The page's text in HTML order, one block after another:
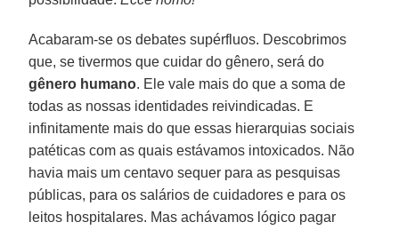
Acabaram-se os debates supérfluos. Descobrimos
que, se tivermos que cuidar do gênero, será do
gênero humano. Ele vale mais do que a soma de
todas as nossas identidades reivindicadas. E
infinitamente mais do que essas hierarquias sociais
patéticas com as quais estávamos intoxicados. Não
havia mais um centavo sequer para as pesquisas
públicas, para os salários de cuidadores e para os
leitos hospitalares. Mas achávamos lógico pagar